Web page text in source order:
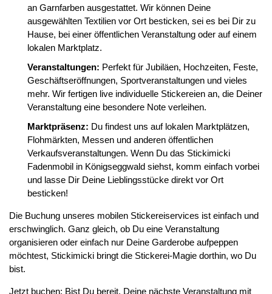
an Garnfarben ausgestattet. Wir können Deine
ausgewählten Textilien vor Ort besticken, sei es bei Dir zu
Hause, bei einer öffentlichen Veranstaltung oder auf einem
lokalen Marktplatz.
Veranstaltungen: Perfekt für Jubiläen, Hochzeiten, Feste,
Geschäftseröffnungen, Sportveranstaltungen und vieles
mehr. Wir fertigen live individuelle Stickereien an, die Deiner
Veranstaltung eine besondere Note verleihen.
Marktpräsenz: Du findest uns auf lokalen Marktplätzen,
Flohmärkten, Messen und anderen öffentlichen
Verkaufsveranstaltungen. Wenn Du das Stickimicki
Fadenmobil in Königseggwald siehst, komm einfach vorbei
und lasse Dir Deine Lieblingsstücke direkt vor Ort
besticken!
Die Buchung unseres mobilen Stickereiservices ist einfach und
erschwinglich. Ganz gleich, ob Du eine Veranstaltung
organisieren oder einfach nur Deine Garderobe aufpeppen
möchtest, Stickimicki bringt die Stickerei-Magie dorthin, wo Du
bist.
Jetzt buchen: Bist Du bereit, Deine nächste Veranstaltung mit